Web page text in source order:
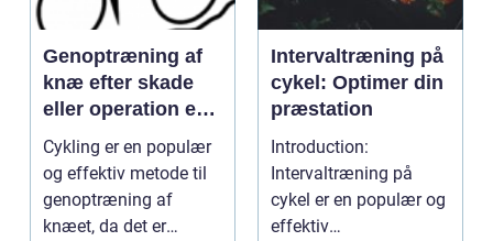
Genoptræning af
knæ efter skade
eller operation er
afgørende for at
genskabe mobilitet
og styrke i knæet
Cykling er en populær
og effektiv metode til
genoptræning af
knæet, da det er
Intervaltræning på
cykel: Optimer din
præstation
Introduction:
Intervaltræning på
cykel er en populær og
effektiv